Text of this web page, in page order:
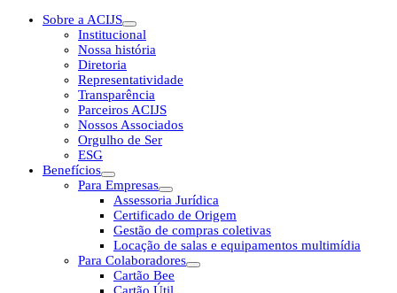
Sobre a ACIJS
Institucional
Nossa história
Diretoria
Representatividade
Transparência
Parceiros ACIJS
Nossos Associados
Orgulho de Ser
ESG
Benefícios
Para Empresas
Assessoria Jurídica
Certificado de Origem
Gestão de compras coletivas
Locação de salas e equipamentos multimídia
Para Colaboradores
Cartão Bee